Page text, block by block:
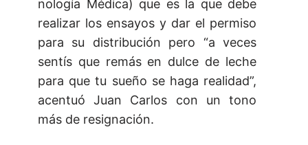
no­lo­gía Mé­di­ca) que es la que de­be
re­a­li­zar los en­sa­yos y dar el per­mi­so
pa­ra su dis­tri­bu­ción pe­ro “a ve­ces
sen­tís que re­más en dul­ce de le­che
pa­ra que tu sue­ño se ha­ga re­a­li­dad”,
acen­tuó Juan Car­los con un to­no
más de re­sig­na­ción.